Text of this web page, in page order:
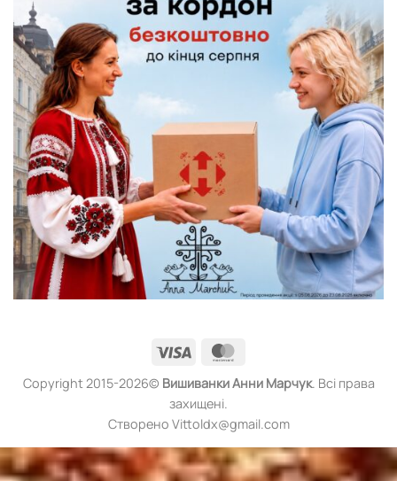
Visa
Copyright 2015-2026© ВишиванкиАнни Марчук. Всі права
захищені.
Створено Vittoldx@gmail.com